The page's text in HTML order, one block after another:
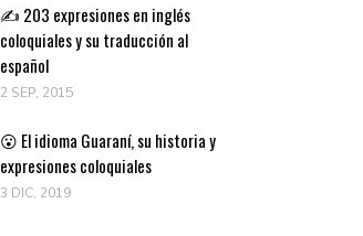
✍️ 203 expresiones en inglés
coloquiales y su traducción al
español
2 SEP, 2015
😮 El idioma Guaraní, su historia y
expresiones coloquiales
3 DIC, 2019